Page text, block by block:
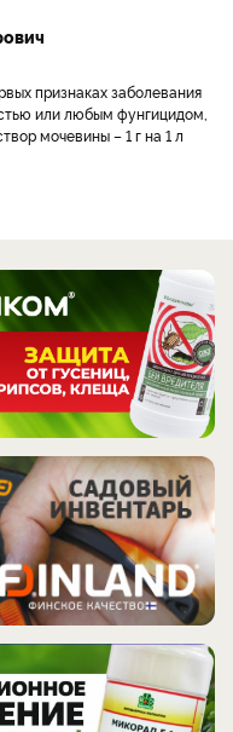
признаках заболевания
или любым фунгицидом,
мочевины – 1 г на 1 л